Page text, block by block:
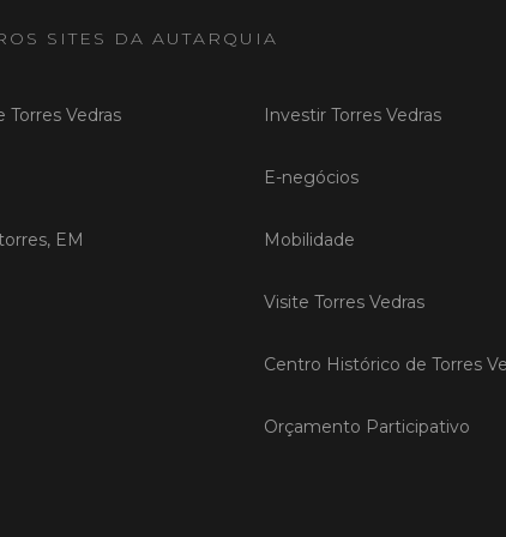
SITES DA AUTARQUIA
Torres Vedras
EM
Investir Torres Vedras
E-negócios
Mobilidade
Visite Torres Vedras
Centro Histórico de Torres
Orçamento Participativo